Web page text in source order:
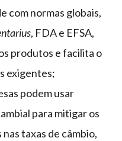
com normas globais,
, FDA e EFSA,
produtos e facilita o
exigentes;
podem usar
para mitigar os
taxas de câmbio,